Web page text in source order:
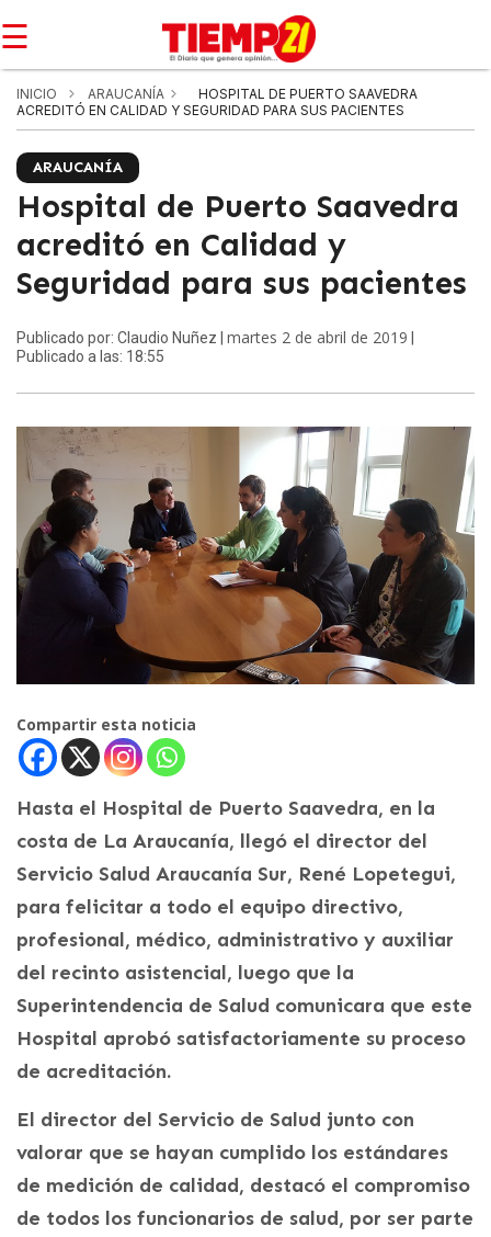
☰
INICIO ARAUCANÍA
HOSPITAL DE PUERTO SAAVEDRA
ACREDITÓ EN CALIDAD Y SEGURIDAD PARA SUS PACIENTES
ARAUCANÍA
Hospital de Puerto Saavedra
acreditó en Calidad y
Seguridad para sus pacientes
Publicado por: Claudio Nuñez | martes 2 de abril de 2019
Publicado a las: 18:55
Compartir esta noticia
Hasta el Hospital de Puerto Saavedra, en la
costa de La Araucanía, llegó el director del
Servicio Salud Araucanía Sur, René Lopetegui,
para felicitar a todo el equipo directivo,
profesional, médico, administrativo y auxiliar
del recinto asistencial, luego que la
Superintendencia de Salud comunicara que este
Hospital aprobó satisfactoriamente su proceso
de acreditación.
El director del Servicio de Salud junto con
valorar que se hayan cumplido los estándares
de medición de calidad, destacó el compromiso
de todos los funcionarios de salud, por ser parte